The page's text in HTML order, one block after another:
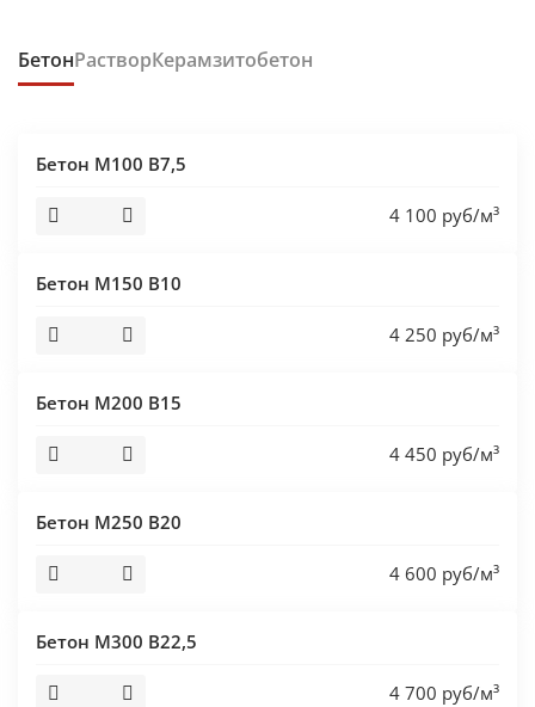
БетонРастворКерамзитобетон
Бетон М100 В7,5
4 100 руб/м³
Бетон М150 В10
4 250 руб/м³
Бетон М200 В15
4 450 руб/м³
Бетон М250 В20
4 600 руб/м³
Бетон М300 В22,5
4 700 руб/м³